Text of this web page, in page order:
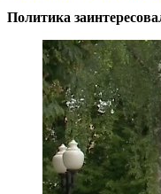
Политика